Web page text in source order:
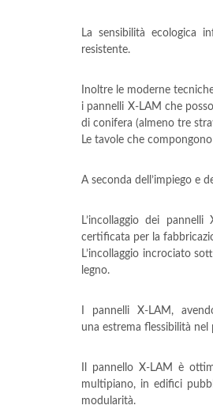
La sensibilità ecologica
resistente.
Inoltre le moderne
i pannelli X-LAM che
di conifera (almeno tre
Le tavole che
A seconda dell’impiego e
L’incollaggio dei
certificata per la
L’incollaggio incrociato
legno.
I pannelli X-LAM,
una estrema flessibilità
Il pannello X-LAM è
multipiano, in edifici
modularità.